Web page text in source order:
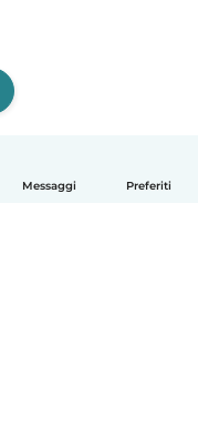
Messaggi Preferiti